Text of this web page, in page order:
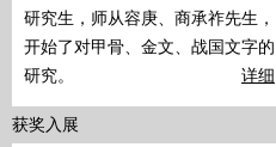
研究生，师从容庚、商承祚先生，
开始了对甲骨、金文、战国文字的
研究。
详细
获奖入展